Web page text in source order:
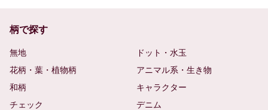
柄で探す
無地
ドット・水玉
花柄・葉・植物柄
アニマル系・生き物
和柄
キャラクター
チェック
デニム